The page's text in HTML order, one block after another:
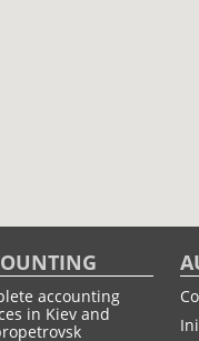
accounting
in Kiev and